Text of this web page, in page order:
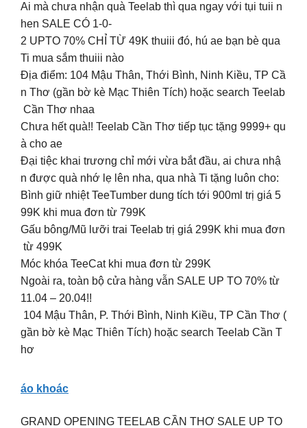
Ai mà chưa nhận quà Teelab thì qua ngay với tụi tuii n
hen SALE CÓ 1-0-
2 UPTO 70% CHỈ TỪ 49K thuiii đó, hú ae bạn bè qua
Ti mua sắm thuiii nào
Địa điểm: 104 Mậu Thân, Thới Bình, Ninh Kiều, TP Cầ
n Thơ (gần bờ kè Mạc Thiên Tích) hoặc search Teelab
Cần Thơ nhaa
Chưa hết quà!! Teelab Cần Thơ tiếp tục tặng 9999+ qu
à cho ae
Đại tiệc khai trương chỉ mới vừa bắt đầu, ai chưa nhậ
n được quà nhớ lẹ lên nha, qua nhà Ti tặng luôn cho:
Bình giữ nhiệt TeeTumber dung tích tới 900ml trị giá 5
99K khi mua đơn từ 799K
Gấu bông/Mũ lưỡi trai Teelab trị giá 299K khi mua đơn
từ 499K
Móc khóa TeeCat khi mua đơn từ 299K
Ngoài ra, toàn bộ cửa hàng vẫn SALE UP TO 70% từ
11.04 – 20.04!!
104 Mậu Thân, P. Thới Bình, Ninh Kiều, TP Cần Thơ (
gần bờ kè Mạc Thiên Tích) hoặc search Teelab Cần T
hơ
áo khoác
GRAND OPENING TEELAB CẦN THƠ SALE UP TO